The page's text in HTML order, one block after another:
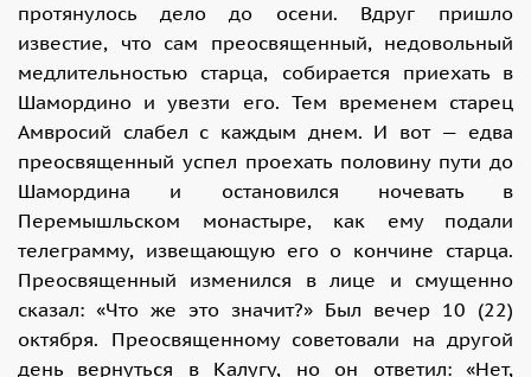
протянулось дело до осени. Вдруг пришло
известие, что сам преосвященный, недовольный
медлительностью старца, собирается приехать в
Шамордино и увезти его. Тем временем старец
Амвросий слабел с каждым днем. И вот — едва
преосвященный успел проехать половину пути до
Шамордина и остановился ночевать в
Перемышльском монастыре, как ему подали
телеграмму, извещающую его о кончине старца.
Преосвященный изменился в лице и смущенно
сказал: «Что же это значит?» Был вечер 10 (22)
октября. Преосвященному советовали на другой
день вернуться в Калугу, но он ответил: «Нет,